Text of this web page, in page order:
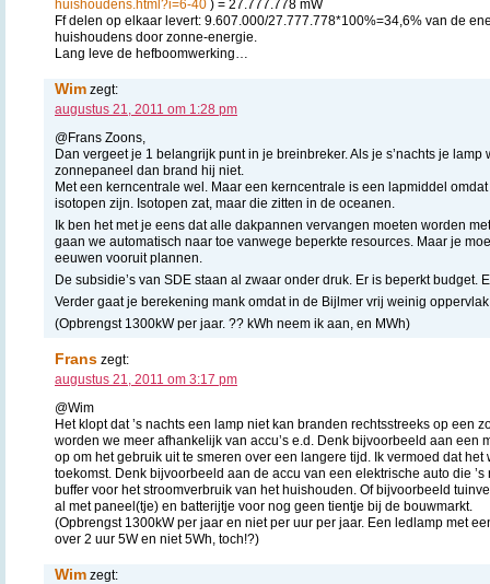
huishoudens.html?i=6-40 ) = 27.777.778 mW
Ff delen op elkaar levert: 9.607.000/27.777.778*100%=34,6% van de
huishoudens door zonne-energie.
Lang leve de hefboomwerking…
Wim zegt:
augustus 21, 2011 om 1:28 pm
@Frans Zoons,
Dan vergeet je 1 belangrijk punt in je breinbreker. Als je s’nachts je lamp
zonnepaneel dan brand hij niet.
Met een kerncentrale wel. Maar een kerncentrale is een lapmiddel
isotopen zijn. Isotopen zat, maar die zitten in de oceanen.
Ik ben het met je eens dat alle dakpannen vervangen moeten worden
gaan we automatisch naar toe vanwege beperkte resources. Maar je
eeuwen vooruit plannen.
De subsidie’s van SDE staan al zwaar onder druk. Er is beperkt
Verder gaat je berekening mank omdat in de Bijlmer vrij weinig
(Opbrengst 1300kW per jaar. ?? kWh neem ik aan, en MWh)
Frans zegt:
augustus 21, 2011 om 3:17 pm
@Wim
Het klopt dat ’s nachts een lamp niet kan branden rechtsstreeks op een
worden we meer afhankelijk van accu’s e.d. Denk bijvoorbeeld aan een
op om het gebruik uit te smeren over een langere tijd. Ik vermoed dat
toekomst. Denk bijvoorbeeld aan de accu van een elektrische auto die
buffer voor het stroomverbruik van het huishouden. Of bijvoorbeeld
al met paneel(tje) en batterijtje voor nog geen tientje bij de bouwmarkt.
(Opbrengst 1300kW per jaar en niet per uur per jaar. Een ledlamp met
over 2 uur 5W en niet 5Wh, toch!?)
Wim zegt: